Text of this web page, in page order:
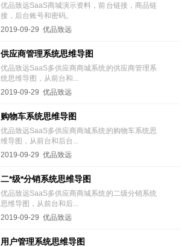
优品致远SaaS商城演示资料，前台链接，商品链
接，后台账号和密码。
2019-09-29 优品致远
供应商管理系统思维导图
优品致远SaaS多供应商商城系统的供应商管理系
统思维导图，从前台和...
2019-09-29 优品致远
购物车系统思维导图
优品致远SaaS多供应商商城系统的购物车系统思
维导图，从前台和后台...
2019-09-29 优品致远
二*级*分销系统思维导图
优品致远SaaS多供应商商城系统的二级分销系统
思维导图，从前台和后...
2019-09-29 优品致远
用户管理系统思维导图